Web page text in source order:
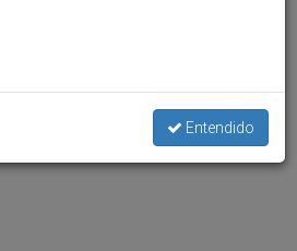
Entendido